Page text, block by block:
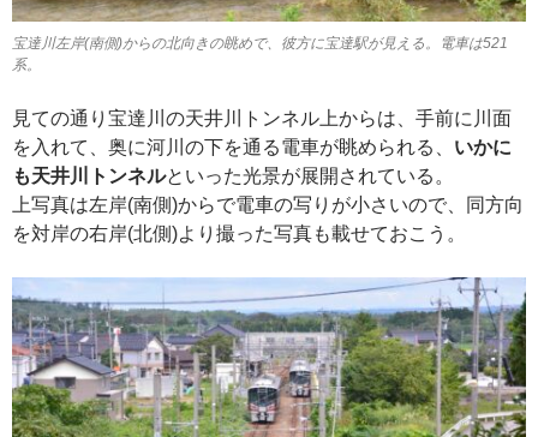
宝達川左岸(南側)からの北向きの眺めで、彼方に宝達駅が見える。電車は521
系。
見ての通り宝達川の天井川トンネル上からは、手前に川面
を入れて、奥に河川の下を通る電車が眺められる、 いかに
も天井川トンネルといった光景が展開されている。
上写真は左岸(南側)からで電車の写りが小さいので、同方向
を対岸の右岸(北側)より撮った写真も載せておこう。